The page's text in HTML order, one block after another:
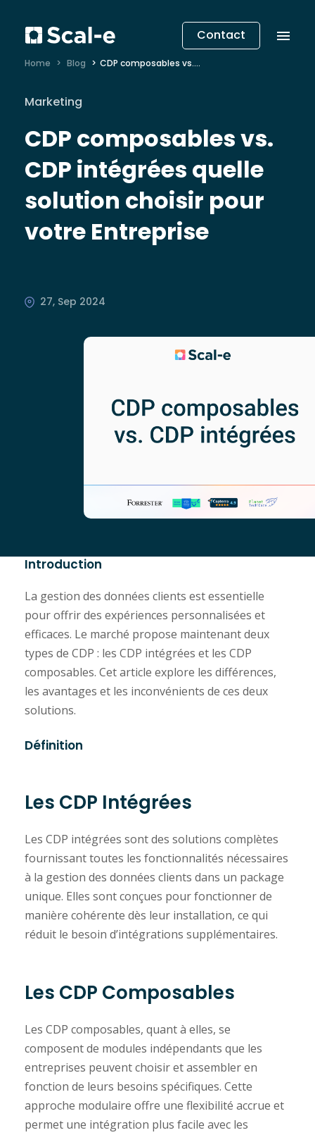
Contact
Home Blog CDP composables vs. CDP intégrées quelle solution choisir pour votre Entreprise
Marketing
CDP composables vs.
CDP intégrées quelle
solution choisir pour
votre Entreprise
27, Sep 2024
Introduction
La gestion des données clients est essentielle
pour offrir des expériences personnalisées et
efficaces. Le marché propose maintenant deux
types de CDP : les CDP intégrées et les CDP
composables. Cet article explore les différences,
les avantages et les inconvénients de ces deux
solutions.
Définition
Les CDP Intégrées
Les CDP intégrées sont des solutions complètes
fournissant toutes les fonctionnalités nécessaires
à la gestion des données clients dans un package
unique. Elles sont conçues pour fonctionner de
manière cohérente dès leur installation, ce qui
réduit le besoin d’intégrations supplémentaires.
Les CDP Composables
Les CDP composables, quant à elles, se
composent de modules indépendants que les
entreprises peuvent choisir et assembler en
fonction de leurs besoins spécifiques. Cette
approche modulaire offre une flexibilité accrue et
permet une intégration plus facile avec les